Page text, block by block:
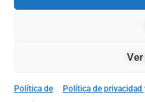
Política de
Política de